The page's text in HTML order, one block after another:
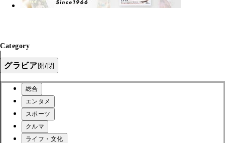
Category
グラビア開/閉
総合
エンタメ
スポーツ
クルマ
ライフ・文化